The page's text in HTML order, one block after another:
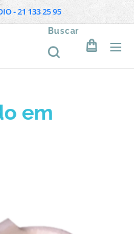
- 21 133 25 95
Buscar
em